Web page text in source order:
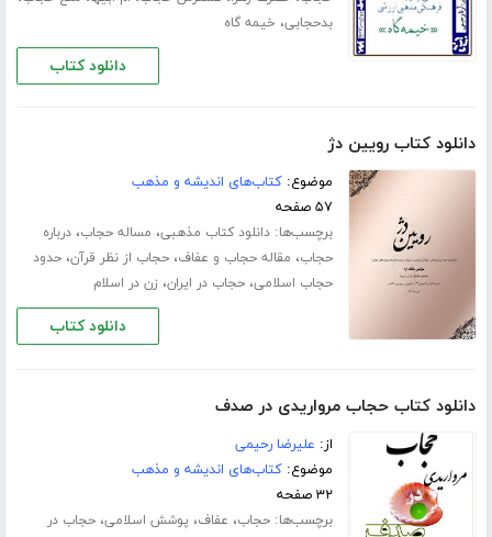
بدحجابی، خیمه گاه
دانلود کتاب
دانلود کتاب رویین دژ
موضوع:کتاب‌های اندیشه و مذهب
۵۷ صفحه
برچسب‌ها:دانلود کتاب مذهبی، مساله حجاب،درباره
حجاب، مقاله حجاب و عفاف،حجاب از نظر قرآن،حدود
حجاب اسلامی،حجاب در ایران، زن در اسلام
دانلود کتاب
دانلود کتاب حجاب مرواریدی در صدف
از: علیرضا رحیمی
موضوع:کتاب‌های اندیشه و مذهب
۳۲ صفحه
برچسب‌ها:حجاب، عفاف، پوشش اسلامی،حجاب در